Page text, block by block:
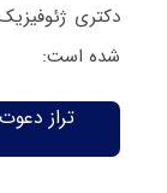
دکتری
شده است:
تراز